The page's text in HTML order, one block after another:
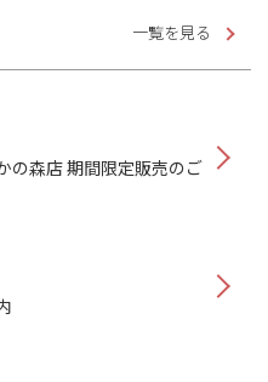
一覧を見る
の森店 期間限定販売のご